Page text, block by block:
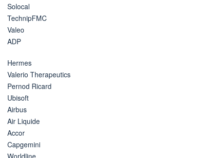
Solocal
TechnipFMC
Valeo
ADP
Hermes
Valerio Therapeutics
Pernod Ricard
Ubisoft
Airbus
Air Liquide
Accor
Capgemini
Worldline